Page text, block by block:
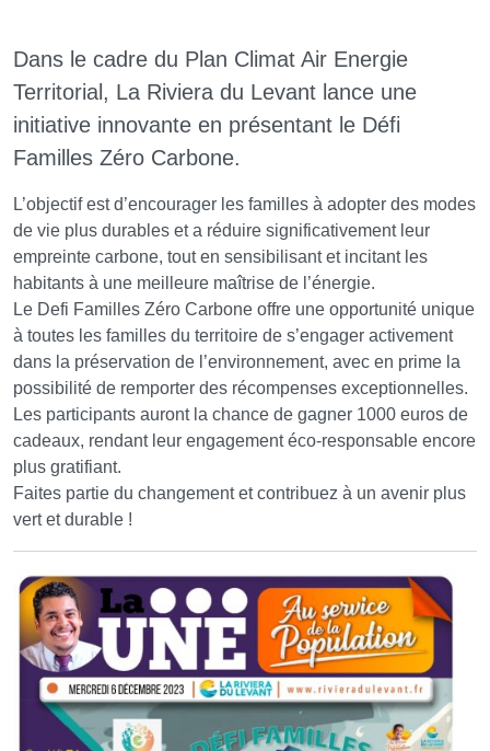
Dans le cadre du Plan Climat Air Energie
Territorial, La Riviera du Levant lance une
initiative innovante en présentant le Défi
Familles Zéro Carbone.
L’objectif est d’encourager les familles à adopter des modes
de vie plus durables et a réduire significativement leur
empreinte carbone, tout en sensibilisant et incitant les
habitants à une meilleure maîtrise de l’énergie.
Le Defi Familles Zéro Carbone offre une opportunité unique
à toutes les familles du territoire de s’engager activement
dans la préservation de l’environnement, avec en prime la
possibilité de remporter des récompenses exceptionnelles.
Les participants auront la chance de gagner 1000 euros de
cadeaux, rendant leur engagement éco-responsable encore
plus gratifiant.
Faites partie du changement et contribuez à un avenir plus
vert et durable !